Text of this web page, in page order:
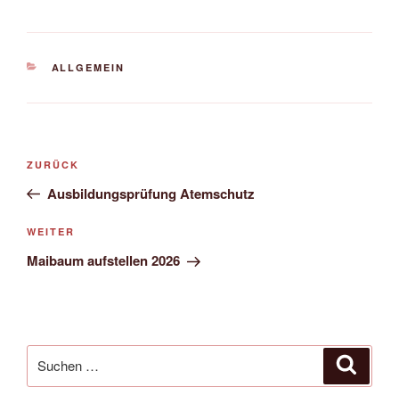
KATEGORIEN
ALLGEMEIN
Beitrags-
Vorheriger
Beitrag
ZURÜCK
Ausbildungsprüfung Atemschutz
Nächster
Beitrag
WEITER
Maibaum aufstellen 2026
nach: